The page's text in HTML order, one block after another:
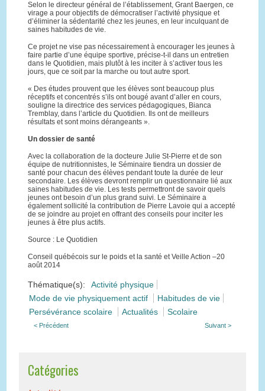
Selon le directeur général de l’établissement, Grant Baergen, ce
virage a pour objectifs de démocratiser l’activité physique et
d’éliminer la sédentarité chez les jeunes, en leur inculquant de
saines habitudes de vie.
Ce projet ne vise pas nécessairement à encourager les jeunes à
faire partie d’une équipe sportive, précise-t-il dans un entretien
dans le Quotidien, mais plutôt à les inciter à s’activer tous les
jours, que ce soit par la marche ou tout autre sport.
« Des études prouvent que les élèves sont beaucoup plus
réceptifs et concentrés s’ils ont bougé avant d’aller en cours,
souligne la directrice des services pédagogiques, Bianca
Tremblay, dans l’article du Quotidien. Ils ont de meilleurs
résultats et sont moins dérangeants ».
Un dossier de santé
Avec la collaboration de la docteure Julie St-Pierre et de son
équipe de nutritionnistes, le Séminaire tiendra un dossier de
santé pour chacun des élèves pendant toute la durée de leur
secondaire. Les élèves devront remplir un questionnaire lié aux
saines habitudes de vie. Les tests permettront de savoir quels
jeunes ont besoin d’un plus grand suivi. Le Séminaire a
également sollicité la contribution de Pierre Lavoie qui a accepté
de se joindre au projet en offrant des conseils pour inciter les
jeunes à être plus actifs.
Source : Le Quotidien
Conseil québécois sur le poids et la santé et Veille Action –20
août 2014
Thématique(s):
Activité physique
Mode de vie physiquement actif
Habitudes de vie
Persévérance scolaire
Actualités Scolaire
< Précédent Suivant >
Catégories